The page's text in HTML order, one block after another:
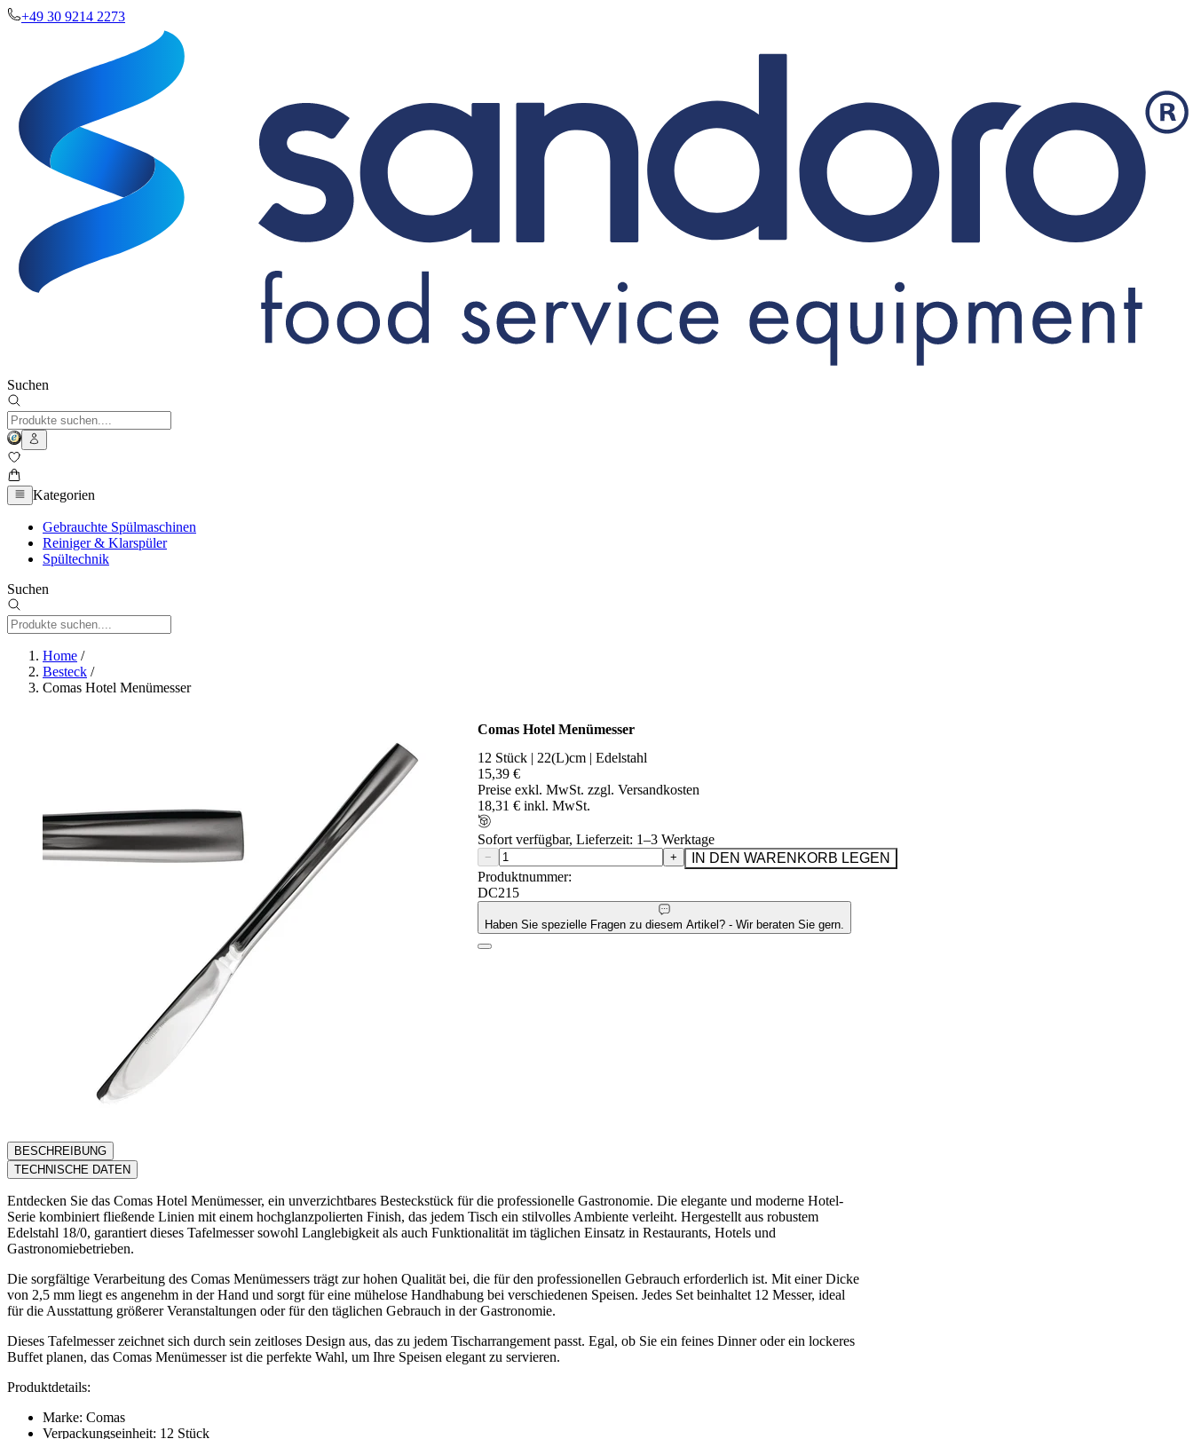
+49 30 9214 2273
Suchen
Kategorien
Gebrauchte Spülmaschinen
Reiniger & Klarspüler
Spültechnik
Suchen
Home /
Besteck /
Comas Hotel Menümesser
Comas Hotel Menümesser
12 Stück | 22(L)cm | Edelstahl
15,39 €
Preise exkl. MwSt. zzgl. Versandkosten
18,31 € inkl. MwSt.
Sofort verfügbar, Lieferzeit: 1–3 Werktage
− +
IN DEN WARENKORB LEGEN
Produktnummer:
DC215
Haben Sie spezielle Fragen zu diesem Artikel? - Wir beraten Sie gern.
BESCHREIBUNG
TECHNISCHE DATEN
Entdecken Sie das Comas Hotel Menümesser, ein unverzichtbares Besteckstück für die professionelle Gastronomie. Die elegante und moderne Hotel-
Serie kombiniert fließende Linien mit einem hochglanzpolierten Finish, das jedem Tisch ein stilvolles Ambiente verleiht. Hergestellt aus robustem
Edelstahl 18/0, garantiert dieses Tafelmesser sowohl Langlebigkeit als auch Funktionalität im täglichen Einsatz in Restaurants, Hotels und
Gastronomiebetrieben.
Die sorgfältige Verarbeitung des Comas Menümessers trägt zur hohen Qualität bei, die für den professionellen Gebrauch erforderlich ist. Mit einer Dicke
von 2,5 mm liegt es angenehm in der Hand und sorgt für eine mühelose Handhabung bei verschiedenen Speisen. Jedes Set beinhaltet 12 Messer, ideal
für die Ausstattung größerer Veranstaltungen oder für den täglichen Gebrauch in der Gastronomie.
Dieses Tafelmesser zeichnet sich durch sein zeitloses Design aus, das zu jedem Tischarrangement passt. Egal, ob Sie ein feines Dinner oder ein lockeres
Buffet planen, das Comas Menümesser ist die perfekte Wahl, um Ihre Speisen elegant zu servieren.
Produktdetails:
Marke: Comas
Verpackungseinheit: 12 Stück